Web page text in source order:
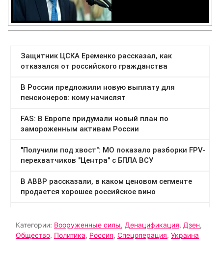
Категории: Вооруженные силы, Денацификация, Дзен,
Общество, Политика, Россия, Спецоперация, Украина